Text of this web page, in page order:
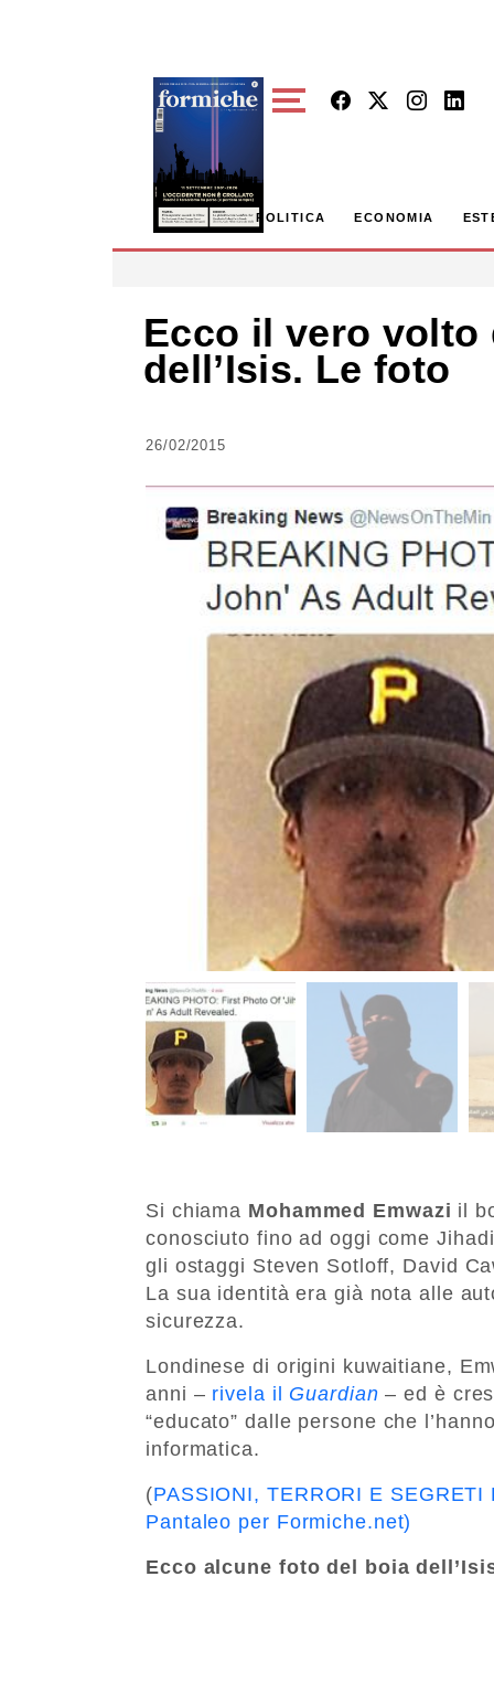
POLITICA ECONOMIA
Ecco il vero
dell’Isis. Le foto
26/02/2015
Si chiama Mohammed Emwazi il
conosciuto fino ad oggi come
gli ostaggi Steven Sotloff, David
La sua identità era già nota alle
sicurezza.
Londinese di origini kuwaitiane,
anni – rivela il Guardian – ed è
“educato” dalle persone che
informatica.
(PASSIONI, TERRORI E
Pantaleo per Formiche.net)
Ecco alcune foto del boia